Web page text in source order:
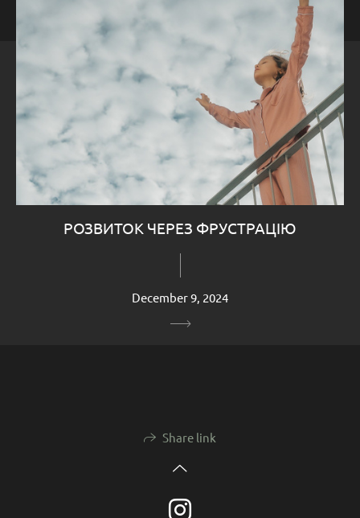
РОЗВИТОК ЧЕРЕЗ ФРУСТРАЦІЮ
December 9, 2024
Share link